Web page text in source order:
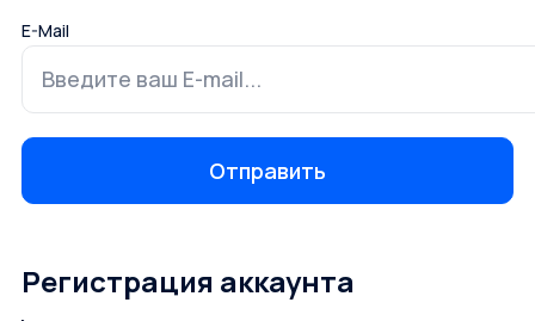
E-Mail
Регистрация аккаунта